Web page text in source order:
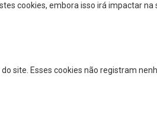
cookies, embora isso irá impactar na
site. Esses cookies não registram